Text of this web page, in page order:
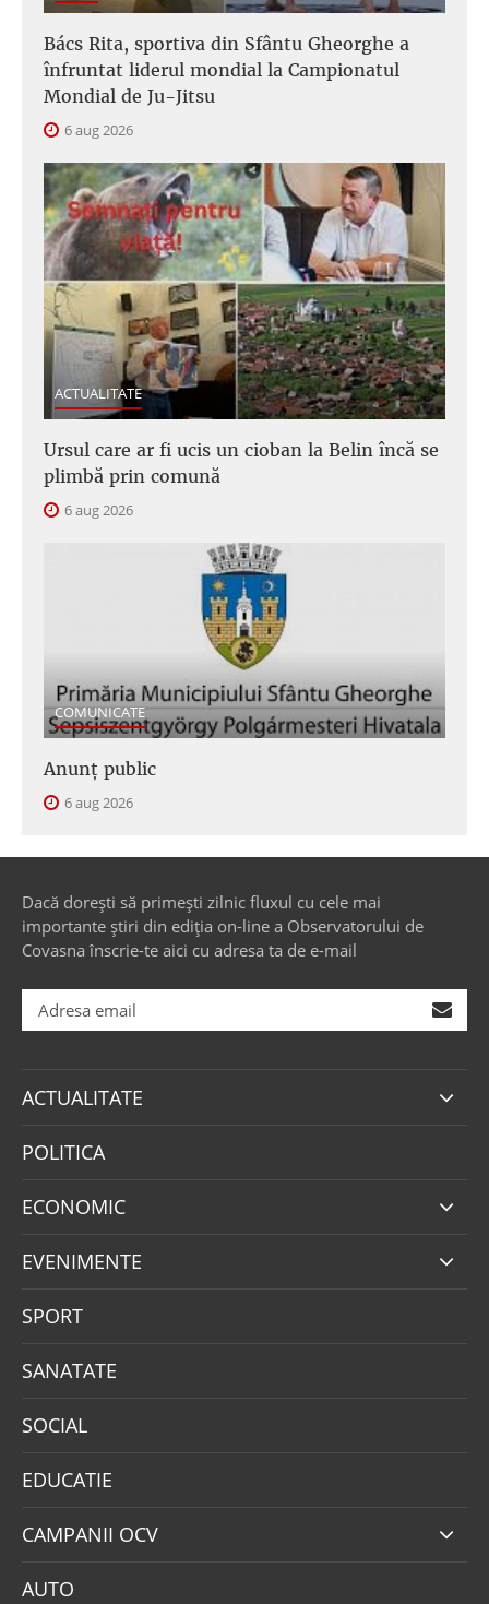
Bács Rita, sportiva din Sfântu Gheorghe a
înfruntat liderul mondial la Campionatul
Mondial de Ju-Jitsu
6 aug 2026
ACTUALITATE
Ursul care ar fi ucis un cioban la Belin încă se
plimbă prin comună
6 aug 2026
COMUNICATE
Anunţ public
6 aug 2026
Dacă dorești să primești zilnic fluxul cu cele mai
importante știri din ediția on-line a Observatorului de
Covasna înscrie-te aici cu adresa ta de e-mail
ACTUALITATE
POLITICA
ECONOMIC
EVENIMENTE
SPORT
SANATATE
SOCIAL
EDUCATIE
CAMPANII OCV
AUTO